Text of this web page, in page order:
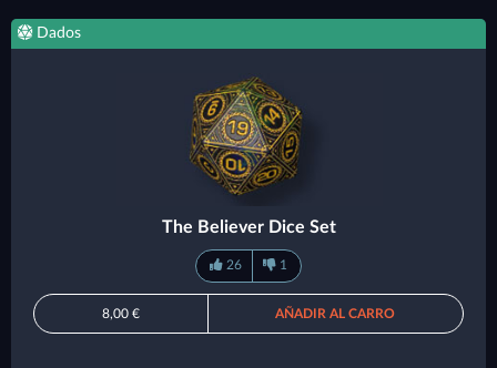
Dados
The Believer Dice Set
26 1
8,00 € AÑADIR AL CARRO